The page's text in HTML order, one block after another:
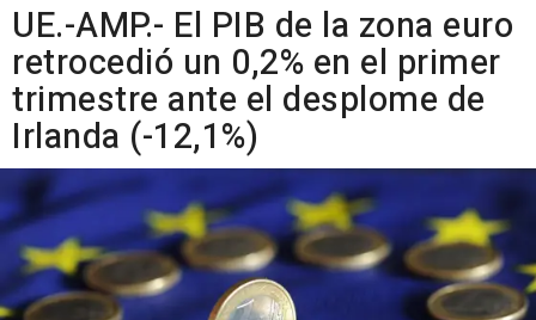
UE.-AMP.- El PIB de la zona euro
retrocedió un 0,2% en el primer
trimestre ante el desplome de
Irlanda (-12,1%)